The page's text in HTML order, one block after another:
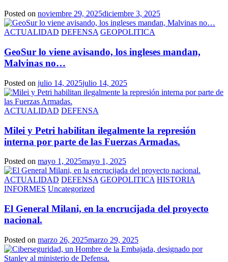
Posted on noviembre 29, 2025diciembre 3, 2025
ACTUALIDAD DEFENSA GEOPOLITICA
GeoSur lo viene avisando, los ingleses mandan,
Malvinas no…
Posted on julio 14, 2025julio 14, 2025
ACTUALIDAD DEFENSA
Milei y Petri habilitan ilegalmente la represión
interna por parte de las Fuerzas Armadas.
Posted on mayo 1, 2025mayo 1, 2025
ACTUALIDAD DEFENSA GEOPOLITICA HISTORIA
INFORMES Uncategorized
El General Milani, en la encrucijada del proyecto
nacional.
Posted on marzo 26, 2025marzo 29, 2025